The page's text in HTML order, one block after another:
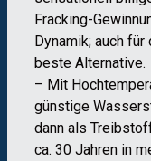
Fracking-
Dynamik; auch
beste Alternative.
– Mit
günstige
dann als
ca. 30 Jahren in